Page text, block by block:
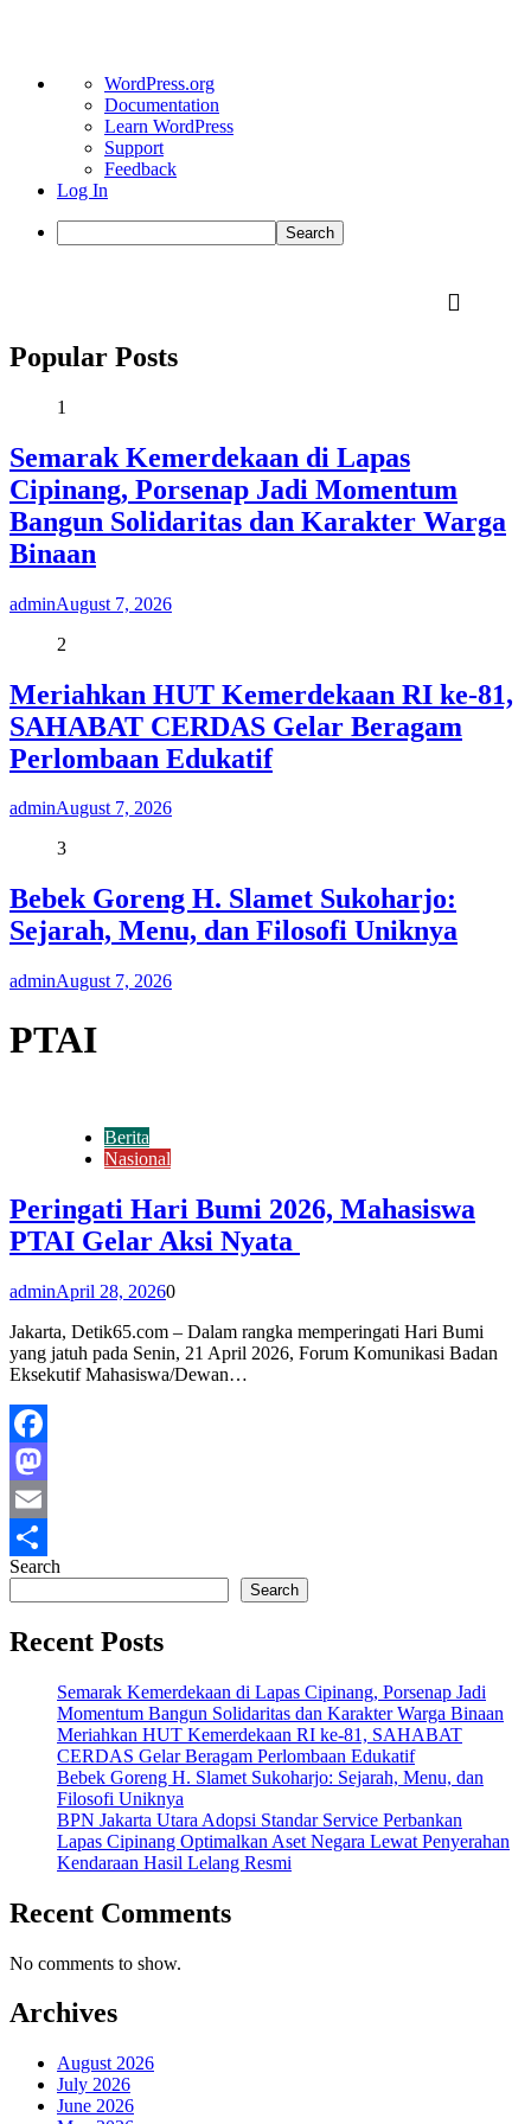
About
WordPress
WordPress.org
Documentation
Learn WordPress
Support
Feedback
Log In
Search
Popular Posts
1
Semarak Kemerdekaan di Lapas
Cipinang, Porsenap Jadi Momentum
Bangun Solidaritas dan Karakter Warga
Binaan
adminAugust 7, 2026
2
Meriahkan HUT Kemerdekaan RI ke-81,
SAHABAT CERDAS Gelar Beragam
Perlombaan Edukatif
adminAugust 7, 2026
3
Bebek Goreng H. Slamet Sukoharjo:
Sejarah, Menu, dan Filosofi Uniknya
adminAugust 7, 2026
PTAI
Berita
Nasional
Peringati Hari Bumi 2026, Mahasiswa
PTAI Gelar Aksi Nyata
adminApril 28, 20260
Jakarta, Detik65.com – Dalam rangka memperingati Hari Bumi
yang jatuh pada Senin, 21 April 2026, Forum Komunikasi Badan
Eksekutif Mahasiswa/Dewan…
Facebook
Mastodon
Email
Share
Search
Search
Recent Posts
Semarak Kemerdekaan di Lapas Cipinang, Porsenap Jadi
Momentum Bangun Solidaritas dan Karakter Warga Binaan
Meriahkan HUT Kemerdekaan RI ke-81, SAHABAT
CERDAS Gelar Beragam Perlombaan Edukatif
Bebek Goreng H. Slamet Sukoharjo: Sejarah, Menu, dan
Filosofi Uniknya
BPN Jakarta Utara Adopsi Standar Service Perbankan
Lapas Cipinang Optimalkan Aset Negara Lewat Penyerahan
Kendaraan Hasil Lelang Resmi
Recent Comments
No comments to show.
Archives
August 2026
July 2026
June 2026